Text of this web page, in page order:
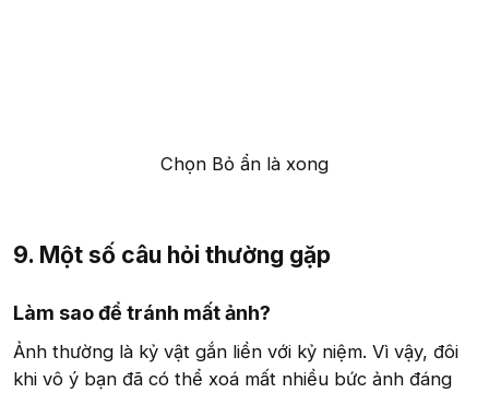
Chọn Bỏ ẩn là xong​
9. Một số câu hỏi thường gặp​
Làm sao để tránh mất ảnh?
Ảnh thường là kỷ vật gắn liền với kỷ niệm. Vì vậy, đôi
khi vô ý bạn đã có thể xoá mất nhiều bức ảnh đáng